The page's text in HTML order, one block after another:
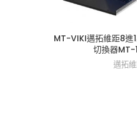
MT-VIKI邁拓維距8進
切換器MT-
邁拓